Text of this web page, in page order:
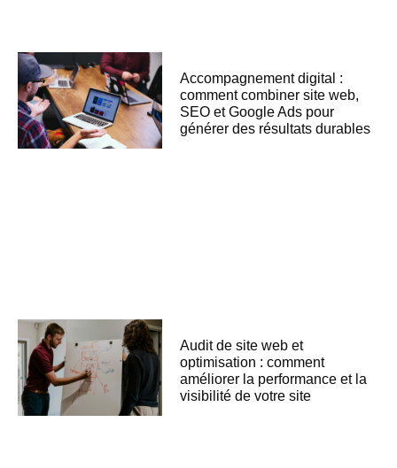
Accompagnement digital :
comment combiner site web,
SEO et Google Ads pour
générer des résultats durables
Audit de site web et
optimisation : comment
améliorer la performance et la
visibilité de votre site